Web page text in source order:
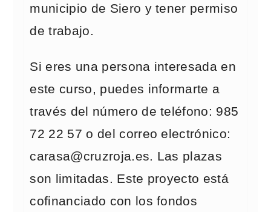
municipio de Siero y tener permiso
de trabajo.
Si eres una persona interesada en
este curso, puedes informarte a
través del número de teléfono: 985
72 22 57 o del correo electrónico:
carasa@cruzroja.es. Las plazas
son limitadas. Este proyecto está
cofinanciado con los fondos